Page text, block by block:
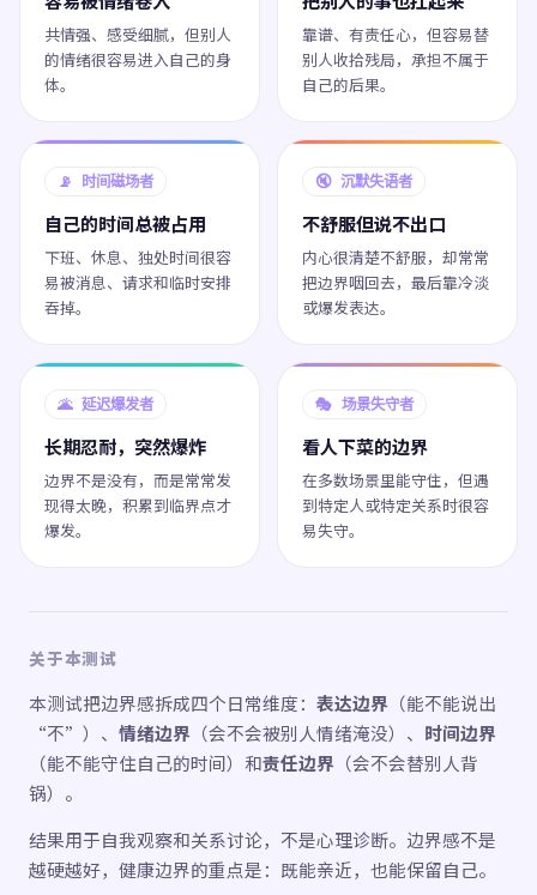
共情强、感受细腻，但别人
的情绪很容易进入自己的身
体。
靠谱、有责任心，但容易替
别人收拾残局，承担不属于
自己的后果。
📡 时间磁场者
自己的时间总被占用
下班、休息、独处时间很容
易被消息、请求和临时安排
吞掉。
🔇 沉默失语者
不舒服但说不出口
内心很清楚不舒服，却常常
把边界咽回去，最后靠冷淡
或爆发表达。
🌋 延迟爆发者
长期忍耐，突然爆炸
边界不是没有，而是常常发
现得太晚，积累到临界点才
爆发。
🎭 场景失守者
看人下菜的边界
在多数场景里能守住，但遇
到特定人或特定关系时很容
易失守。
关于本测试
本测试把边界感拆成四个日常维度： 表达边界 （能不能说出
“不”）、 情绪边界 （会不会被别人情绪淹没）、 时间边界
（能不能守住自己的时间）和责任边界 （会不会替别人背
锅）。
结果用于自我观察和关系讨论，不是心理诊断。边界感不是
越硬越好，健康边界的重点是：既能亲近，也能保留自己。